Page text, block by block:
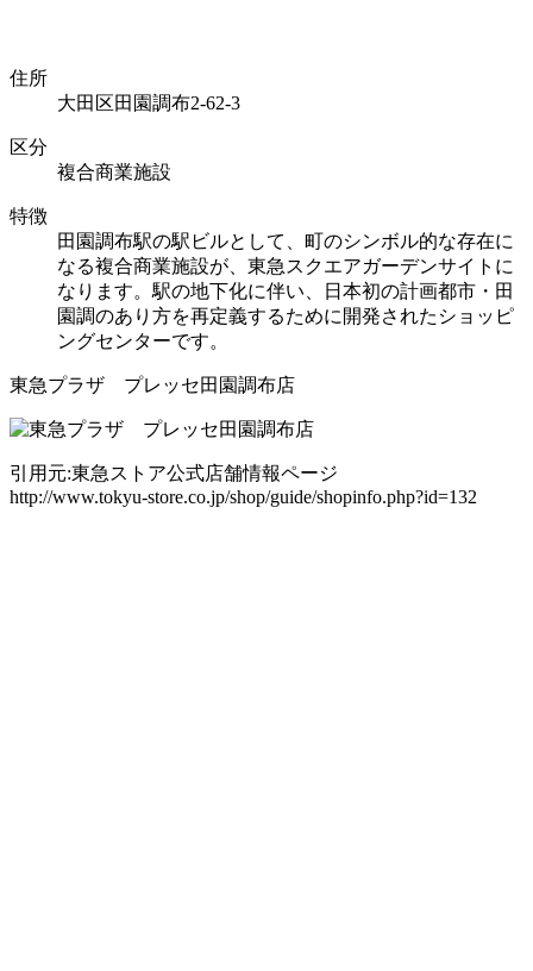
住所
大田区田園調布2-62-3
区分
複合商業施設
特徴
田園調布駅の駅ビルとして、町のシンボル的な存在に
なる複合商業施設が、東急スクエアガーデンサイトに
なります。駅の地下化に伴い、日本初の計画都市・田
園調のあり方を再定義するために開発されたショッピ
ングセンターです。
東急プラザ プレッセ田園調布店
引用元:東急ストア公式店舗情報ページ
http://www.tokyu-store.co.jp/shop/guide/shopinfo.php?id=132